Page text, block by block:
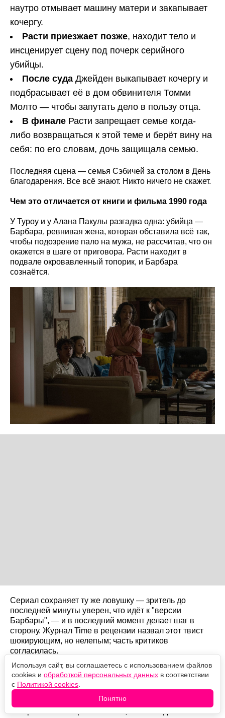
наутро отмывает машину матери и закапывает
кочергу.
Расти приезжает позже, находит тело и
инсценирует сцену под почерк серийного
убийцы.
После суда Джейден выкапывает кочергу и
подбрасывает её в дом обвинителя Томми
Молто — чтобы запутать дело в пользу отца.
В финале Расти запрещает семье когда-
либо возвращаться к этой теме и берёт вину на
себя: по его словам, дочь защищала семью.
Последняя сцена — семья Сэбичей за столом в День
благодарения. Все всё знают. Никто ничего не скажет.
Чем это отличается от книги и фильма 1990 года
У Туроу и у Алана Пакулы разгадка одна: убийца —
Барбара, ревнивая жена, которая обставила всё так,
чтобы подозрение пало на мужа, не рассчитав, что он
окажется в шаге от приговора. Расти находит в
подвале окровавленный топорик, и Барбара
сознаётся.
Сериал сохраняет ту же ловушку — зритель до
последней минуты уверен, что идёт к "версии
Барбары", — и в последний момент делает шаг в
сторону. Журнал Time в рецензии назвал этот твист
шокирующим, но нелепым; часть критиков
согласилась.
Будет ли второй сезон?
Да, но это будет антология. Apple TV+ продлил проект
ещё в июле 2024 года, съёмки второго сезона
завершились в апреле 2026-го, а точной даты
Используя сайт, вы соглашаетесь с использованием файлов
cookies и обработкой персональных данных в соответствии
с Политикой cookies
Понятно